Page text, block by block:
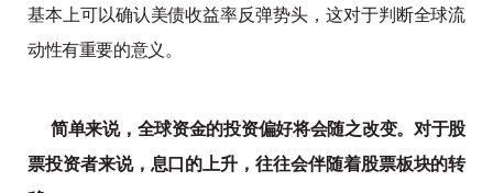
基本上可以确认美债收益率反弹势头，这对于判断全球流
动性有重要的意义。
简单来说，全球资金的投资偏好将会随之改变。对于股
票投资者来说，息口的上升，往往会伴随着股票板块的转